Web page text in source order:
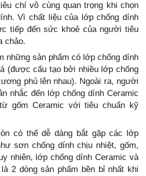
chí vô cùng quan trọng khi chọn
Vì chất liệu của lớp chống dính
tiếp đến sức khoẻ của người tiêu
chảo.
những sản phẩm có lớp chống dính
(được cấu tạo bởi nhiều lớp chống
phủ lên nhau). Ngoài ra, người
nhắc đến lớp chống dính Ceramic
gốm Ceramic với tiêu chuẩn kỹ
có thể dễ dàng bắt gặp các lớp
sơn chống dính chịu nhiệt, gốm,
nhiên, lớp chống dính Ceramic và
2 dòng sản phẩm bền bỉ nhất khi